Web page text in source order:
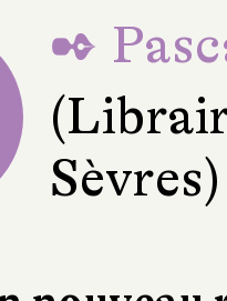
✒
Sèvres)